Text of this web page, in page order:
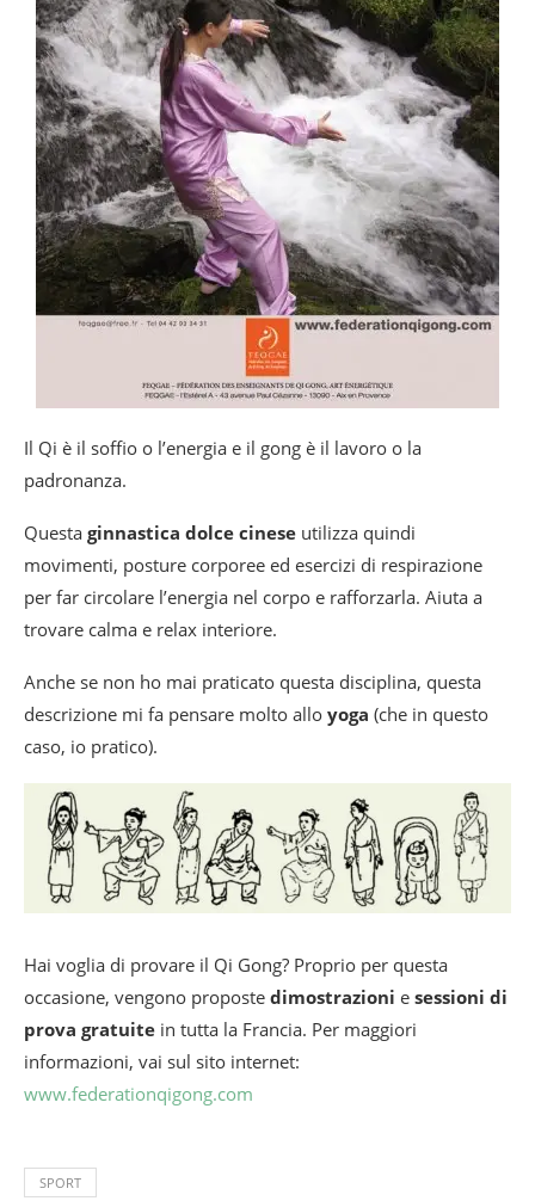
Il Qi è il soffio o l’energia e il gong è il lavoro o la
padronanza.
Questa ginnastica dolce cinese utilizza quindi
movimenti, posture corporee ed esercizi di respirazione
per far circolare l’energia nel corpo e rafforzarla. Aiuta a
trovare calma e relax interiore.
Anche se non ho mai praticato questa disciplina, questa
descrizione mi fa pensare molto allo yoga (che in questo
caso, io pratico).
Hai voglia di provare il Qi Gong? Proprio per questa
occasione, vengono proposte dimostrazioni e sessioni di
prova gratuite in tutta la Francia. Per maggiori
informazioni, vai sul sito internet:
www.federationqigong.com
SPORT